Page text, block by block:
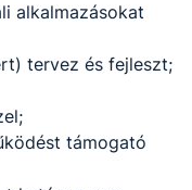
alkalmazásokat
tervez és fejleszt;
támogató